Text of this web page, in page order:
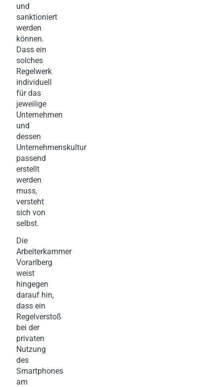
und
sanktioniert
werden
können.
Dass ein
solches
Regelwerk
individuell
für das
jeweilige
Unternehmen
und
dessen
Unternehmenskultur
passend
erstellt
werden
muss,
versteht
sich von
selbst.
Die
Arbeiterkammer
Vorarlberg
weist
hingegen
darauf hin,
dass ein
Regelverstoß
bei der
privaten
Nutzung
des
Smartphones
am